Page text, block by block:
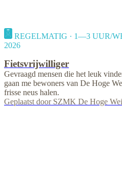
REGELMATIG · 1—3 UUR/
2026
Fietsvrijwilliger
Gevraagd mensen die het leuk
gaan me bewoners van De Hoge
frisse neus halen.
Geplaatst door SZMK De Hoge